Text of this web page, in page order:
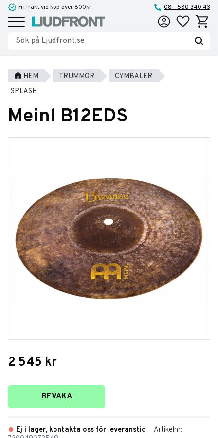
Meny
Fri frakt vid köp över 800kr 08 - 580 340 43
Favoriter
HEM TRUMMOR
CYMBALER
SPLASH
Meinl B12EDS
2 545 kr
Lägg till i favoriter
BEVAKA
Ej i lager, kontakta oss för leveranstid
Artikelnr